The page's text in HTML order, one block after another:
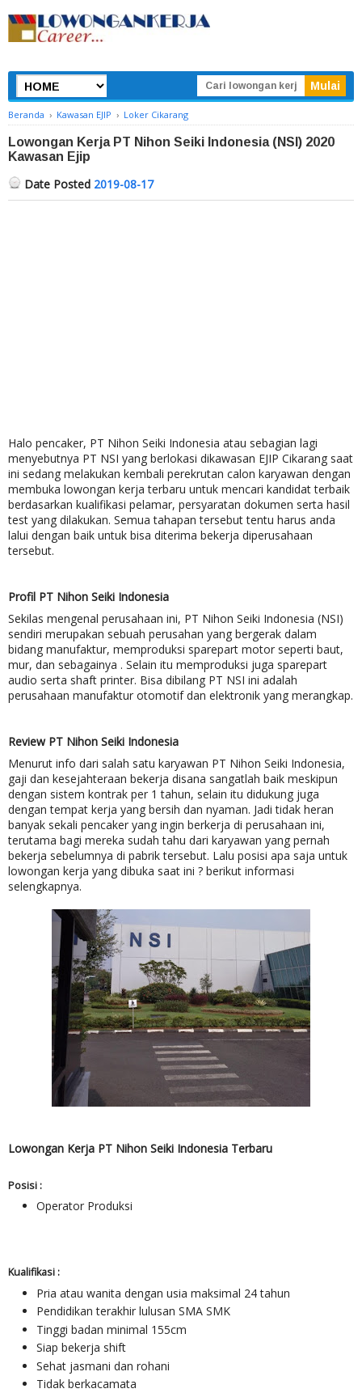
Beranda › Kawasan EJIP › Loker Cikarang
Lowongan Kerja PT Nihon Seiki Indonesia (NSI) 2020
Kawasan Ejip
Date Posted 2019-08-17
Halo pencaker, PT Nihon Seiki Indonesia atau sebagian lagi
menyebutnya PT NSI yang berlokasi dikawasan EJIP Cikarang saat
ini sedang melakukan kembali perekrutan calon karyawan dengan
membuka lowongan kerja terbaru untuk mencari kandidat terbaik
berdasarkan kualifikasi pelamar, persyaratan dokumen serta hasil
test yang dilakukan. Semua tahapan tersebut tentu harus anda
lalui dengan baik untuk bisa diterima bekerja diperusahaan
tersebut.
Profil PT Nihon Seiki Indonesia
Sekilas mengenal perusahaan ini, PT Nihon Seiki Indonesia (NSI)
sendiri merupakan sebuah perusahan yang bergerak dalam
bidang manufaktur, memproduksi sparepart motor seperti baut,
mur, dan sebagainya . Selain itu memproduksi juga sparepart
audio serta shaft printer. Bisa dibilang PT NSI ini adalah
perusahaan manufaktur otomotif dan elektronik yang merangkap.
Review PT Nihon Seiki Indonesia
Menurut info dari salah satu karyawan PT Nihon Seiki Indonesia,
gaji dan kesejahteraan bekerja disana sangatlah baik meskipun
dengan sistem kontrak per 1 tahun, selain itu didukung juga
dengan tempat kerja yang bersih dan nyaman. Jadi tidak heran
banyak sekali pencaker yang ingin berkerja di perusahaan ini,
terutama bagi mereka sudah tahu dari karyawan yang pernah
bekerja sebelumnya di pabrik tersebut. Lalu posisi apa saja untuk
lowongan kerja yang dibuka saat ini ? berikut informasi
selengkapnya.
Lowongan Kerja PT Nihon Seiki Indonesia Terbaru
Posisi :
Operator Produksi
Kualifikasi :
Pria atau wanita dengan usia maksimal 24 tahun
Pendidikan terakhir lulusan SMA SMK
Tinggi badan minimal 155cm
Siap bekerja shift
Sehat jasmani dan rohani
Tidak berkacamata